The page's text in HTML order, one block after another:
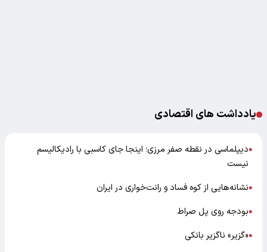
یادداشت های اقتصادی
●دیپلماسی در نقطه صفر مرزی؛ اینجا جای کاسبی با رادیکالیسم
نیست
●نشانه‌هایی از کوه فساد و رانت‌خواری در ایران
●بودجه روی پل صراط
●«گزیر» ناگزیر بانکی